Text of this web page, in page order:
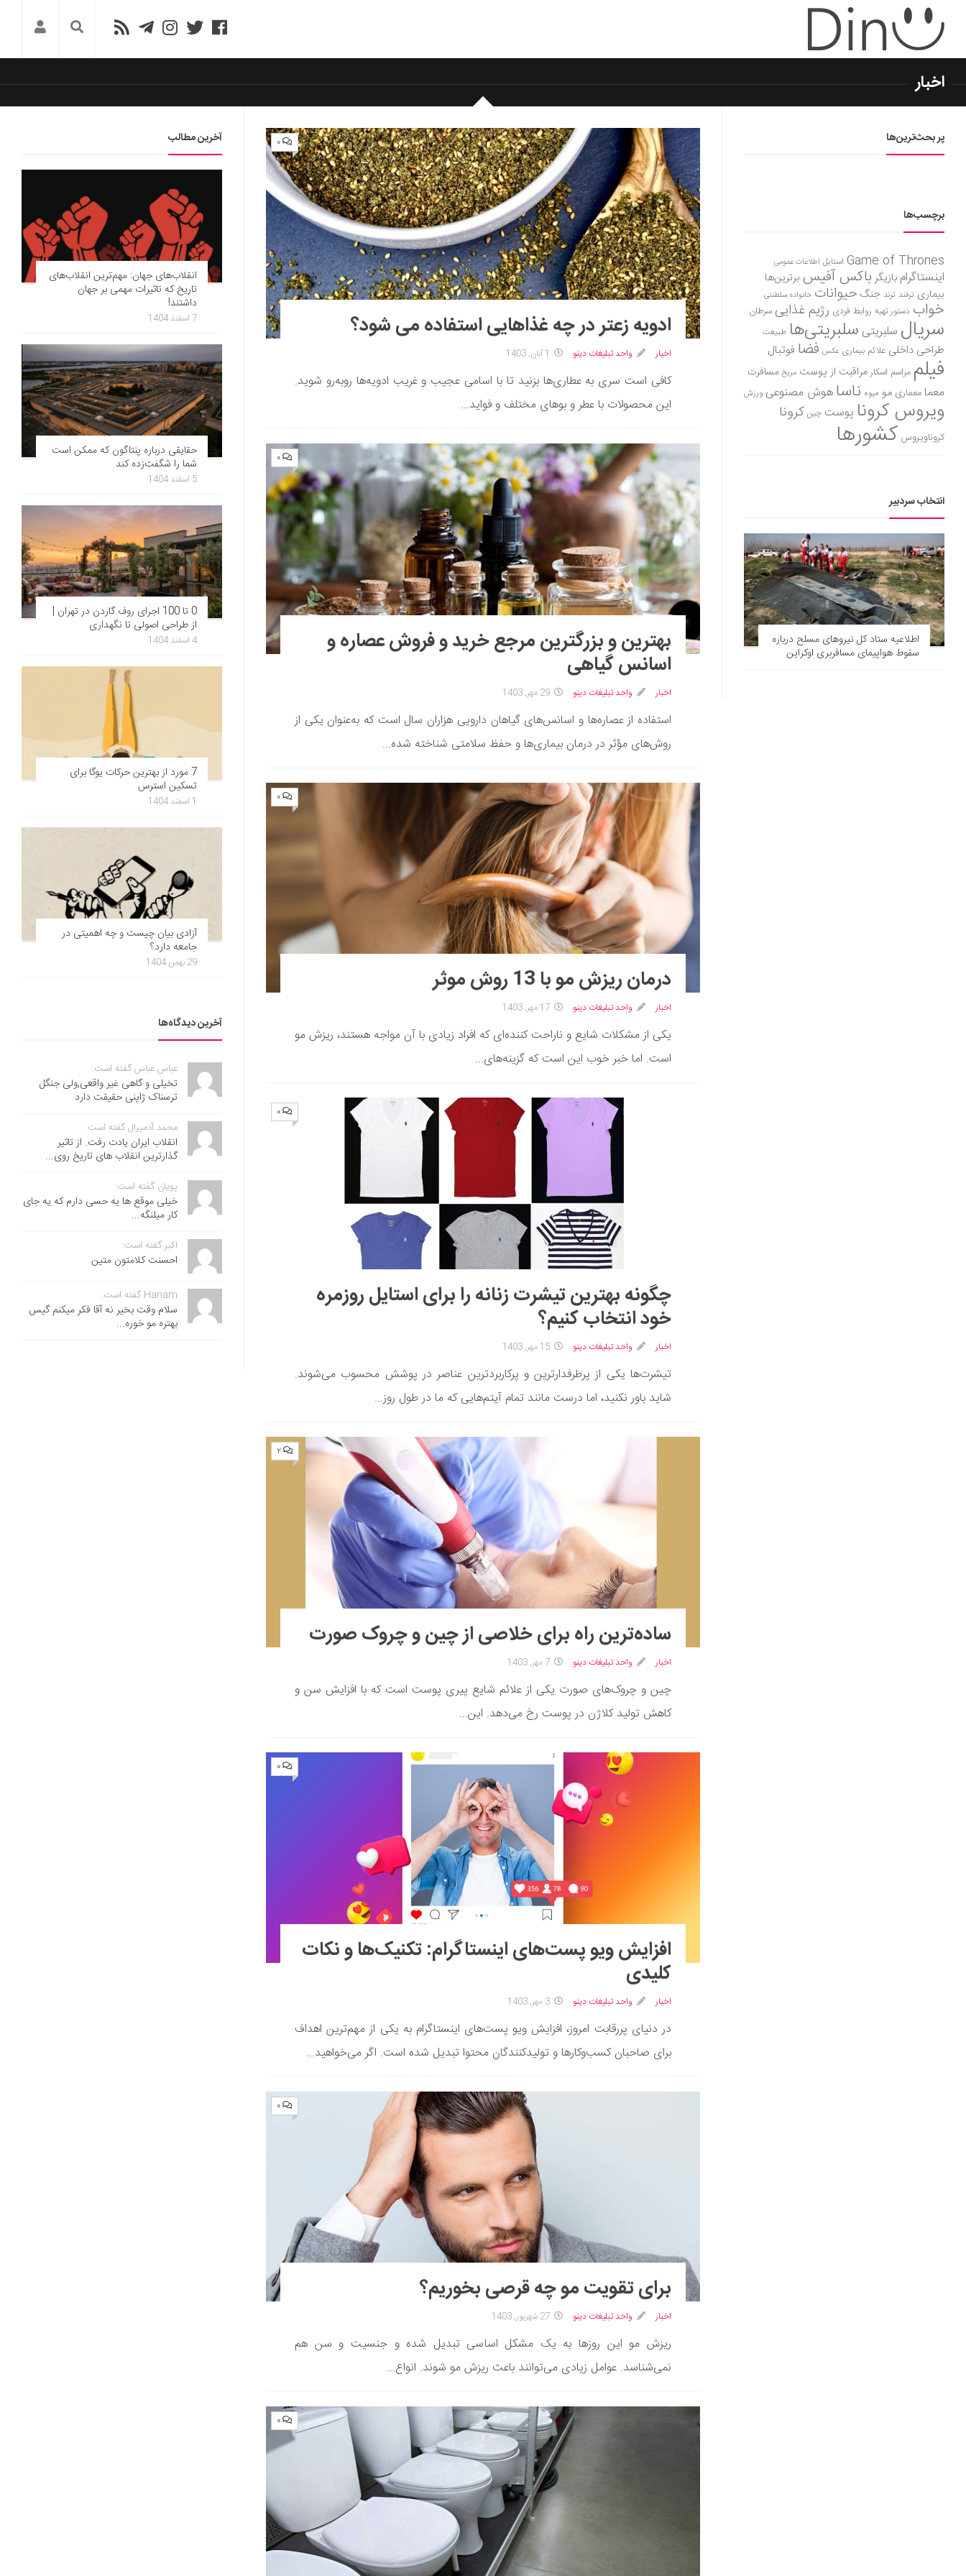
اخبار
۰
ادویه زعتر در چه غذاهایی استفاده می شود؟
اخبار واحد تبلیغات دینو 1 آبان, 1403
کافی است سری به عطاری‌ها بزنید تا با اسامی عجیب و غریب ادویه‌ها روبه‌رو شوید.
این محصولات با عطر و بوهای مختلف و فواید...
۰
بهترین و بزرگترین مرجع خرید و فروش عصاره‌ و
اسانس گیاهی
اخبار واحد تبلیغات دینو 29 مهر, 1403
استفاده از عصاره‌ها و اسانس‌های گیاهان دارویی هزاران سال است که به‌عنوان یکی از
روش‌های مؤثر در درمان بیماری‌ها و حفظ سلامتی شناخته شده...
۰
درمان ریزش مو با 13 روش موثر
اخبار واحد تبلیغات دینو 17 مهر, 1403
یکی از مشکلات شایع و ناراحت کننده‌ای که افراد زیادی با آن مواجه هستند، ریزش مو
است. اما خبر خوب این است که گزینه‌های...
۰
چگونه بهترین تیشرت زنانه را برای استایل روزمره
خود انتخاب کنیم؟
اخبار واحد تبلیغات دینو 15 مهر, 1403
تیشرت‌ها یکی از پرطرفدارترین و پرکاربردترین عناصر در پوشش محسوب می‌شوند.
شاید باور نکنید، اما درست مانند تمام آیتم‌هایی که ما در طول روز...
۲
ساده‌ترین راه برای خلاصی از چین و چروک صورت
اخبار واحد تبلیغات دینو 7 مهر, 1403
چین و چروک‌های صورت یکی از علائم شایع پیری پوست است که با افزایش سن و
کاهش تولید کلاژن در پوست رخ می‌دهد. این...
۰
افزایش ویو پست‌های اینستاگرام: تکنیک‌ها و نکات
کلیدی
اخبار واحد تبلیغات دینو 3 مهر, 1403
در دنیای پررقابت امروز، افزایش ویو پست‌های اینستاگرام به یکی از مهم‌ترین اهداف
برای صاحبان کسب‌وکارها و تولیدکنندگان محتوا تبدیل شده است. اگر می‌خواهید...
۰
برای تقویت مو چه قرصی بخوریم؟
اخبار واحد تبلیغات دینو 27 شهریور, 1403
ریزش مو این روزها به یک مشکل اساسی تبدیل شده و جنسیت و سن هم
نمی‌شناسد. عوامل زیادی می‌توانند باعث ریزش مو شوند. انواع...
۰
پر بحث‌ترین‌ها
برچسب‌ها
Game of Thrones استایل اطلاعات عمومی
اینستاگرام بازیگر باکس آفیس برترین‌ها
بیماری ترفند ترند جنگ حیوانات خانواده سلطنتی
خواب دستور تهیه روابط فردی رژیم غذاییسرطان
سریال سلبریتی سلبریتی‌ها طبیعت
طراحی داخلی علائم بیماری عکس فضا فوتبال
فیلم مراسم اسکارمراقبت از پوست مریخ مسافرت
معمامعماری مو میوه ناساهوش مصنوعی ورزش
ویروس کرونا پوست چین کرونا
کروناویروس کشورها
انتخاب سردبیر
اطلاعیه ستاد کل نیروهای مسلح درباره
سقوط هواپیمای مسافربری اوکراین
آخرین مطالب
انقلاب‌های جهان: مهم‌ترین انقلاب‌های
تاریخ که تاثیرات مهمی بر جهان
داشتند!
7 اسفند 1404
حقایقی درباره پنتاگون که ممکن است
شما را شگفت‌زده کند
5 اسفند 1404
0 تا 100 اجرای روف گاردن در تهران |
از طراحی اصولی تا نگهداری
4 اسفند 1404
7 مورد از بهترین حرکات یوگا برای
تسکین استرس
1 اسفند 1404
آزادی بیان چیست و چه اهمیتی در
جامعه دارد؟
29 بهمن 1404
آخرین دیدگاه‌ها
عباس عباس گفته است:
تخیلی و گاهی غیر واقعی,ولی جنگل
ترسناک ژاپنی حقیقت دارد
محمد آدمیرال گفته است:
انقلاب ایران یادت رفت. از تاثیر
گذارترین انقلاب های تاریخ روی...
پویان گفته است:
خیلی موقع ها یه حسی دارم که یه جای
کار میلنگه...
اکبر گفته است:
احسنت ‌کلامتون متین
Hanam گفته است:
سلام وقت بخیر نه آقا فکر میکنم گیس
بهتره مو خوره...